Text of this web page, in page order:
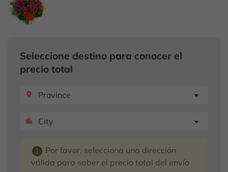
Seleccione destino para conocer el
precio total
place Province
location_city City
info Por favor, selecciona una dirección
válida para saber el precio total del envío